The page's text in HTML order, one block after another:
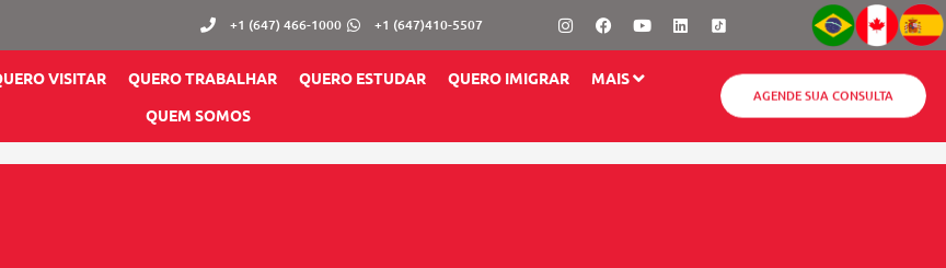
+1 (647) 466-1000 +1 (647)410-5507 InstagramFacebook
YoutubeLinkedin
VISITAR QUERO TRABALHAR QUERO ESTUDAR QUERO IMIGRAR
MAIS
QUEM SOMOS
AGENDE SUA CONSULTA